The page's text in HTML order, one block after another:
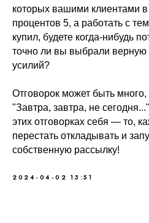
которых вашими клиентами
процентов 5, а работать с
купил, будете когда-нибудь
точно ли вы выбрали верную
усилий?
Отговорок может быть
"Завтра, завтра, не
этих отговорках себя — то,
перестать откладывать и
собственную рассылку!
2024-04-02 13:51